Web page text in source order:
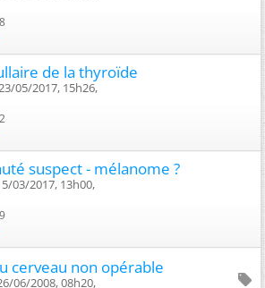
de la thyroïde
05/2017, 15h26,
suspect - mélanome ?
03/2017, 13h00,
cerveau non opérable
06/2008, 08h20,